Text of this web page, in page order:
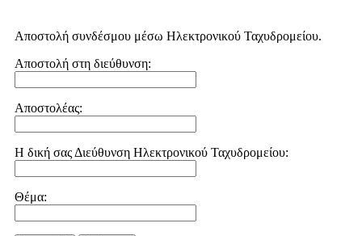
Αποστολή συνδέσμου μέσω Ηλεκτρονικού Ταχυδρομείου.
Αποστολή στη διεύθυνση:
Αποστολέας:
Η δική σας Διεύθυνση Ηλεκτρονικού Ταχυδρομείου:
Θέμα: